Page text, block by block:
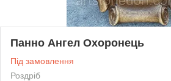
Панно Ангел Охоронець
Під замовлення
Роздріб